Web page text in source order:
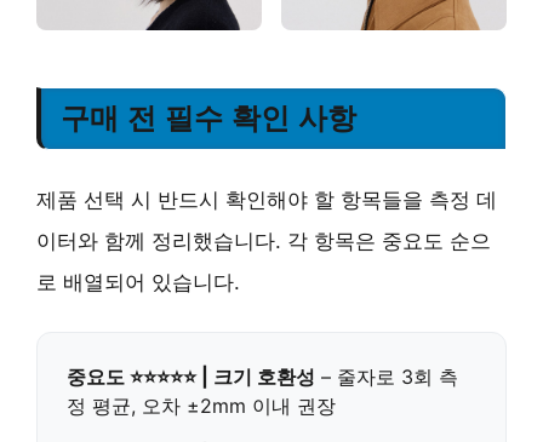
구매 전 필수 확인 사항
제품 선택 시 반드시 확인해야 할 항목들을 측정 데
이터와 함께 정리했습니다. 각 항목은 중요도 순으
로 배열되어 있습니다.
중요도 ⭐⭐⭐⭐⭐ | 크기 호환성 – 줄자로 3회 측
정 평균, 오차 ±2mm 이내 권장